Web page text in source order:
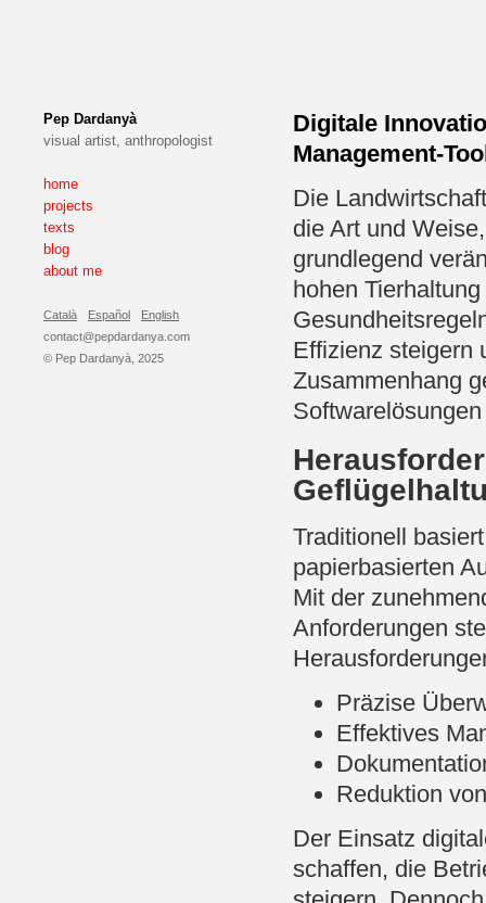
Pep Dardanyà
visual artist, anthropologist
home
projects
texts
blog
about me
Català Español
English
contact@pepdardanya.com
© Pep Dardanyà, 2025
Digitale
Management-
Die
die Art und
grundlegend
hohen
Effizienz steigern
Zusammenhang
Traditionell
papierbasierten
Mit der
Anforderungen
Präzise
Effektives
Reduktion
Der Einsatz
schaffen, die